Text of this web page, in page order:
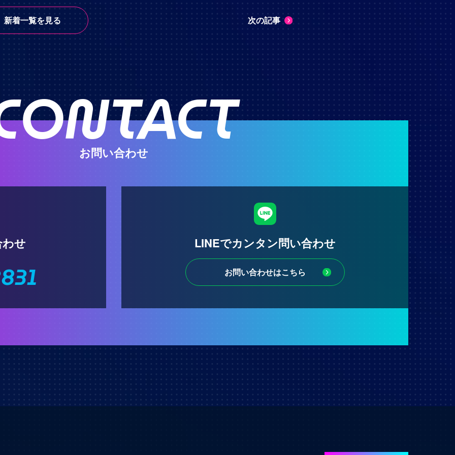
新着一覧を見る 次の記事
お問い合わせ
せ LINEでカンタン問い合わせ
お問い合わせはこちら